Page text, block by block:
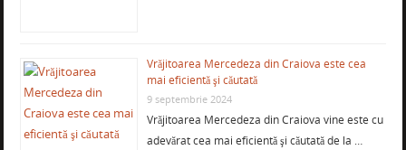
Vrăjitoarea Mercedeza din Craiova este cea
mai eficientă şi căutată
9 septembrie 2024
Vrăjitoarea Mercedeza din Craiova vine este cu
adevărat cea mai eficientă şi căutată de la …